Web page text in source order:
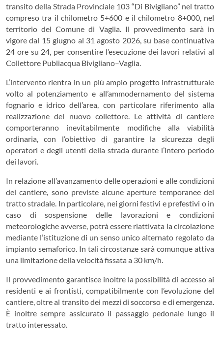
transito della Strada Provinciale 103 “Di Bivigliano” nel tratto
compreso tra il chilometro 5+600 e il chilometro 8+000, nel
territorio del Comune di Vaglia. Il provvedimento sarà in
vigore dal 15 giugno al 31 agosto 2026, su base continuativa
24 ore su 24, per consentire l’esecuzione dei lavori relativi al
Collettore Publiacqua Bivigliano–Vaglia.
L’intervento rientra in un più ampio progetto infrastrutturale
volto al potenziamento e all’ammodernamento del sistema
fognario e idrico dell’area, con particolare riferimento alla
realizzazione del nuovo collettore. Le attività di cantiere
comporteranno inevitabilmente modifiche alla viabilità
ordinaria, con l’obiettivo di garantire la sicurezza degli
operatori e degli utenti della strada durante l’intero periodo
dei lavori.
In relazione all’avanzamento delle operazioni e alle condizioni
del cantiere, sono previste alcune aperture temporanee del
tratto stradale. In particolare, nei giorni festivi e prefestivi o in
caso di sospensione delle lavorazioni e condizioni
meteorologiche avverse, potrà essere riattivata la circolazione
mediante l’istituzione di un senso unico alternato regolato da
impianto semaforico. In tali circostanze sarà comunque attiva
una limitazione della velocità fissata a 30 km/h.
Il provvedimento garantisce inoltre la possibilità di accesso ai
residenti e ai frontisti, compatibilmente con l’evoluzione del
cantiere, oltre al transito dei mezzi di soccorso e di emergenza.
È inoltre sempre assicurato il passaggio pedonale lungo il
tratto interessato.